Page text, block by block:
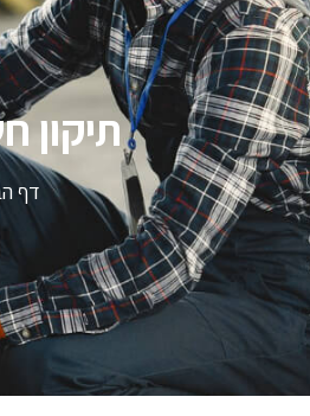
תיקון
דף